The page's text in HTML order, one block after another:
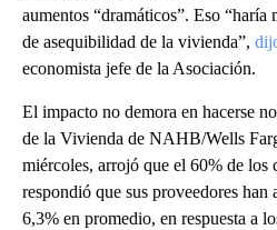
aumentos “dramáticos”. Eso
de asequibilidad de la vivienda”,
economista jefe de la Asociación.
El impacto no demora en hacerse
de la Vivienda de NAHB/Wells
miércoles, arrojó que el 60% de los
respondió que sus proveedores han
6,3% en promedio, en respuesta a